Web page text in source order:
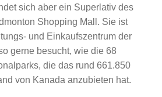
sich aber ein Superlativ des
Shopping Mall. Sie ist
und Einkaufszentrum der
gerne besucht, wie die 68
die das rund 661.850
von Kanada anzubieten hat.